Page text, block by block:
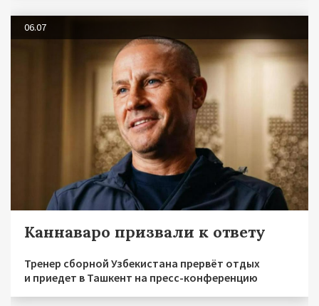
06.07
Каннаваро призвали к ответу
Тренер сборной Узбекистана прервёт отдых
и приедет в Ташкент на пресс-конференцию